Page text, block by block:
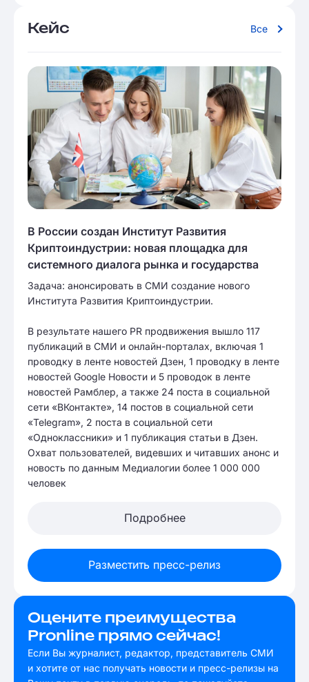
Кейс Все
В России создан Институт Развития
Криптоиндустрии: новая площадка для
системного диалога рынка и государства
Задача: анонсировать в СМИ создание нового
Института Развития Криптоиндустрии.
В результате нашего PR продвижения вышло 117
публикаций в СМИ и онлайн-порталах, включая 1
проводку в ленте новостей Дзен, 1 проводку в ленте
новостей Google Новости и 5 проводок в ленте
новостей Рамблер, а также 24 поста в социальной
сети «ВКонтакте», 14 постов в социальной сети
«Telegram», 2 поста в социальной сети
«Одноклассники» и 1 публикация статьи в Дзен.
Охват пользователей, видевших и читавших анонс и
новость по данным Медиалогии более 1 000 000
человек
Подробнее
Разместить пресс-релиз
Оцените преимущества
Pronline прямо сейчас!
Если Вы журналист, редактор, представитель СМИ
и хотите от нас получать новости и пресс-релизы на